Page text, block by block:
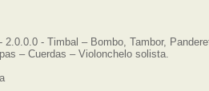
2.0.0.0 - Timbal – Bombo, Tambor,
– Cuerdas – Violonchelo solista.